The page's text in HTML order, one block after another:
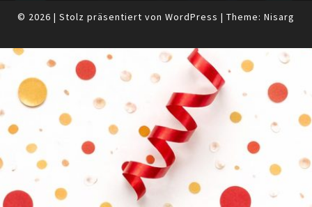
© 2026 | Stolz präsentiert von WordPress | Theme: Nisarg